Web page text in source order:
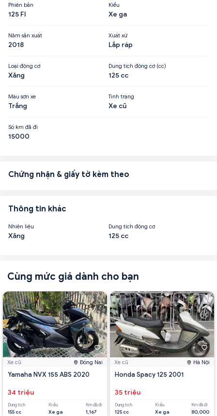
Phiên bản
125 FI
Kiểu
Xe ga
Năm sản xuất
2018
Xuất xứ
Lắp ráp
Loại động cơ
Xăng
Dung tích động cơ (cc)
125 cc
Màu sơn xe
Trắng
Tình trạng
Xe cũ
Số km đã đi
15000
Chứng nhận & giấy tờ kèm theo
Thông tin khác
Nhiên liệu
Xăng
Dung tích động cơ
125 cc
Cùng mức giá dành cho bạn
Xe cũ Đồng Nai
Yamaha NVX 155 ABS 2020
34 triệu
Dung tích
155 cc
Kiểu
Xe ga
Km đã đi
1,167
Xe cũ Hà Nội
Honda Spacy 125 2001
35 triệu
Dung tích
125 cc
Kiểu
Xe ga
Km đã đi
80,000